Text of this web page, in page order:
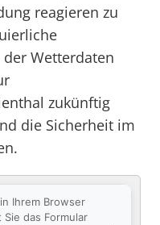
reagieren zu
Wetterdaten
zukünftig
die Sicherheit im
Ihrem Browser
das Formular